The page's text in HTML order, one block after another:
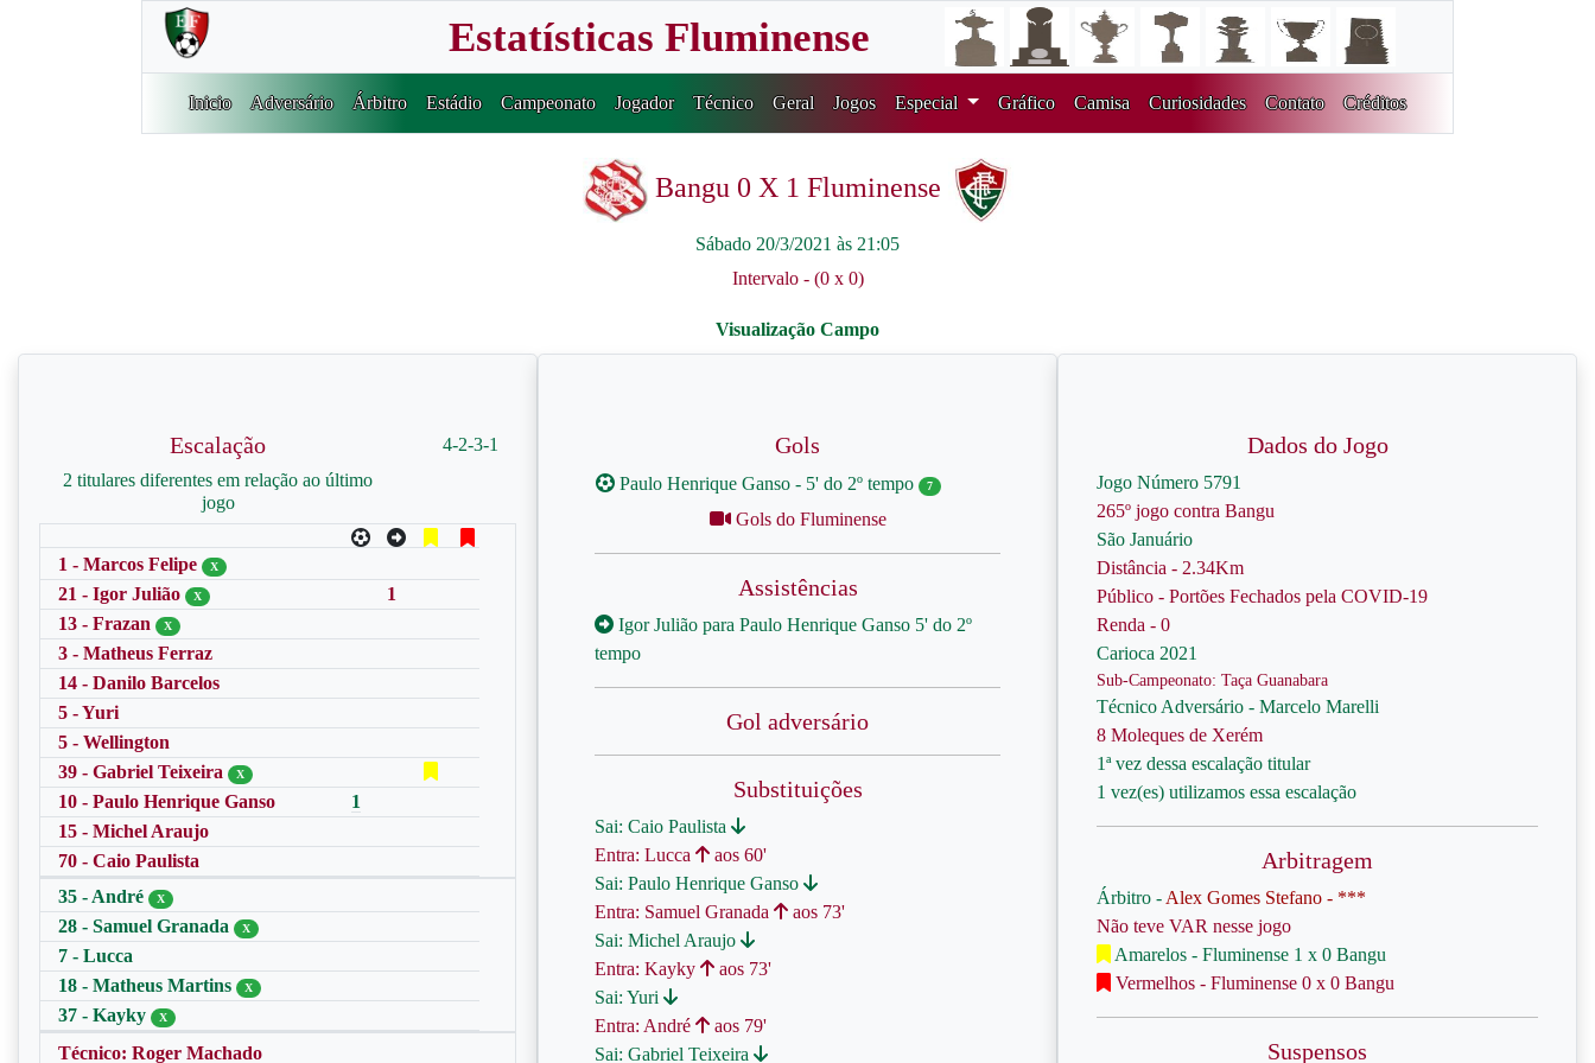
Estatísticas Fluminense
Inicio Adversário Árbitro Estádio Campeonato Jogador Técnico Geral Jogos Especial Gráfico Camisa Curiosidades Contato Créditos
Bangu 0 X 1 Fluminense
Sábado 20/3/2021 às 21:05
Intervalo - (0 x 0)
Escalação
2 titulares diferentes em relação ao último
jogo
4-2-3-1
1 - Marcos Felipe X
21 - Igor Julião X
1
13 - Frazan
X
3 - Matheus Ferraz
14 - Danilo Barcelos
5 - Yuri
5 - Wellington
39 - Gabriel Teixeira
X
10 - Paulo Henrique Ganso
1
15 - Michel Araujo
70 - Caio Paulista
35 - André
X
28 - Samuel Granada X
7 - Lucca
18 - Matheus Martins
X
37 - Kayky X
Técnico: Roger Machado
Gols
Paulo Henrique Ganso - 5' do 2º tempo 7
Gols do Fluminense
Assistências
Igor Julião para Paulo Henrique Ganso 5' do 2º
tempo
Gol adversário
Substituições
Sai: Caio Paulista
Entra: Lucca
aos 60'
Sai: Paulo Henrique Ganso
Entra: Samuel Granada
aos 73'
Sai: Michel Araujo
Entra: Kayky
aos 73'
Sai: Yuri
Entra: André
aos 79'
Sai: Gabriel Teixeira
Dados do Jogo
Jogo Número 5791
265º jogo contra Bangu
São Januário
Distância - 2.34Km
Público - Portões Fechados pela COVID-19
Renda - 0
Carioca 2021
Sub-Campeonato: Taça Guanabara
Técnico Adversário - Marcelo Marelli
8 Moleques de Xerém
1ª vez dessa escalação titular
1 vez(es) utilizamos essa escalação
Arbitragem
Árbitro - Alex Gomes Stefano - ***
Não teve VAR nesse jogo
Amarelos - Fluminense 1 x 0 Bangu
Vermelhos - Fluminense 0 x 0 Bangu
Suspensos